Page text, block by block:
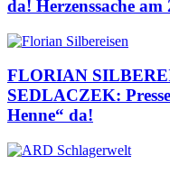
da! Herzenssache am
FLORIAN
SEDLACZEK:
Henne“ da!